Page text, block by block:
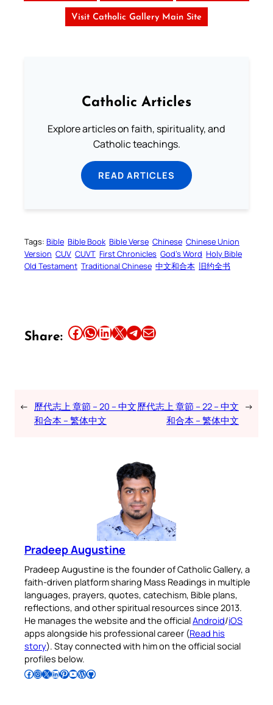
Visit Catholic Gallery Main Site
Catholic Articles
Explore articles on faith, spirituality, and
Catholic teachings.
READ ARTICLES
Tags: Bible Bible Book Bible Verse Chinese Chinese Union
Version CUV CUVT First Chronicles God’s Word Holy Bible
Old Testament Traditional Chinese 中文和合本 旧约全书
Share: Share this article on Facebook Share this article on WhatsApp Share this article on LinkedIn Share this article on X Share this article on TelegramEmail this Article
← 歷代志上 章節 – 20 – 中文
和合本 – 繁体中文
歷代志上 章節 – 22 – 中文
和合本 – 繁体中文
→
Pradeep Augustine
Pradeep Augustine is the founder of Catholic Gallery, a
faith-driven platform sharing Mass Readings in multiple
languages, prayers, quotes, catechism, Bible plans,
reflections, and other spiritual resources since 2013.
He manages the website and the officialAndroid/iOS
apps alongside his professional career (Read his
story). Stay connected with him on the official social
profiles below.
Follow Pradeep on Facebook Follow Pradeep on InstagramFollow Pradeep on X Follow Pradeep on LinkedIn Follow Pradeep on Pinterest Subscribe to Pradeep’s Youtube Channel Follow Pradeep on WordPress Follow Pradeep on GitHub